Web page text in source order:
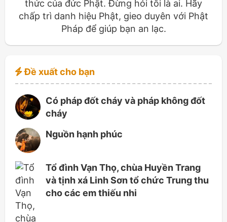
thức của đức Phật. Đừng hỏi tôi là ai. Hãy
chấp trì danh hiệu Phật, gieo duyên với Phật
Pháp để giúp bạn an lạc.
Đề xuất cho bạn
Có pháp đốt cháy và pháp không đốt
cháy
Nguồn hạnh phúc
Tổ đình Vạn Thọ, chùa Huyền Trang
và tịnh xá Linh Sơn tổ chức Trung thu
cho các em thiếu nhi